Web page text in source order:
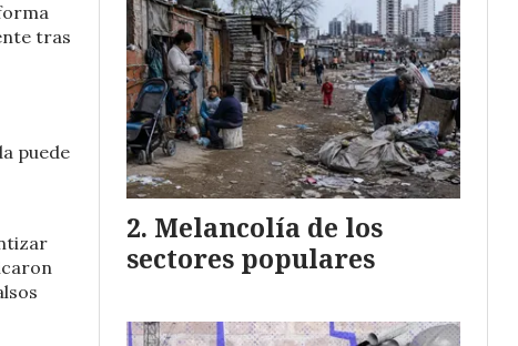
tras
puede
Melancolía de los
sectores populares